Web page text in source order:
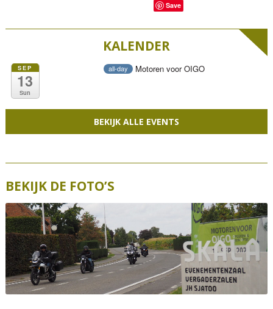
Save
KALENDER
SEP
13
Sun
all-day Motoren voor OIGO
BEKIJK ALLE EVENTS
BEKIJK DE FOTO’S